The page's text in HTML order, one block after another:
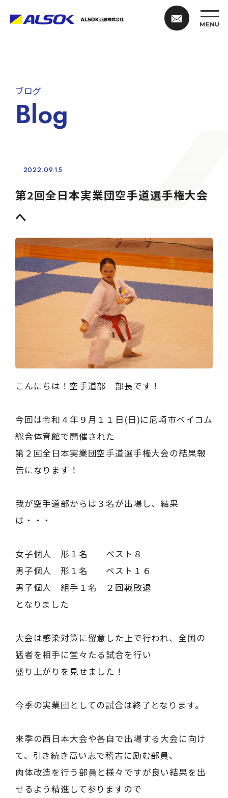
ブログ
Blog
2022.09.15
第2回全日本実業団空手道選手権大会
へ
こんにちは！空手道部 部長です！
今回は令和４年９月１１日(日)に尼崎市ベイコム
総合体育館で開催された
第２回全日本実業団空手道選手権大会の結果報
告になります！
我が空手道部からは３名が出場し、結果
は・・・
女子個人 形１名 ベスト８
男子個人 形１名 ベスト１６
男子個人 組手１名 ２回戦敗退
となりました
大会は感染対策に留意した上で行われ、全国の
猛者を相手に堂々たる試合を行い
盛り上がりを見せました！
今季の実業団としての試合は終了となります。
来季の西日本大会や各自で出場する大会に向け
て、引き続き高い志で稽古に励む部員、
肉体改造を行う部員と様々ですが良い結果を出
せるよう精進して参りますので